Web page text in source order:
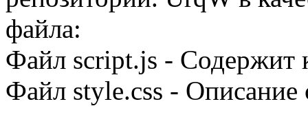
файла:
Файл script.js - Содержит
Файл style.css - Описание